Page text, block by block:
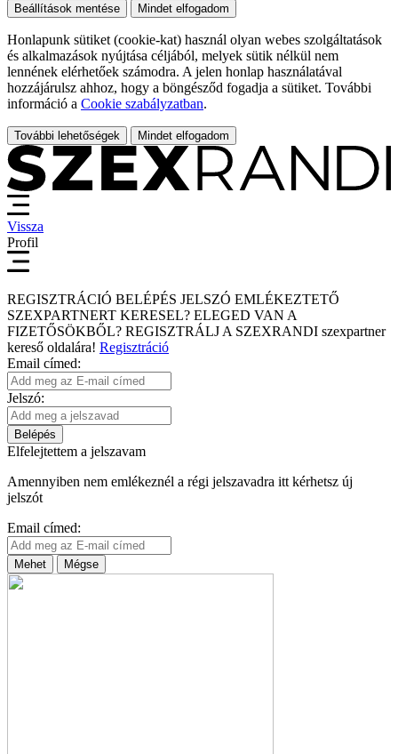
Beállítások mentése Mindet elfogadom
Honlapunk sütiket (cookie-kat) használ olyan webes szolgáltatások
és alkalmazások nyújtása céljából, melyek sütik nélkül nem
lennének elérhetőek számodra. A jelen honlap használatával
hozzájárulsz ahhoz, hogy a böngésződ fogadja a sütiket. További
információ a Cookie szabályzatban.
További lehetőségek Mindet elfogadom
Vissza
Profil
REGISZTRÁCIÓ BELÉPÉS JELSZÓ EMLÉKEZTETŐ
SZEXPARTNERT KERESEL? ELEGED VAN A
FIZETŐSÖKBŐL? REGISZTRÁLJ A SZEXRANDI szexpartner
kereső oldalára! Regisztráció
Email címed:
Jelszó:
Belépés
Elfelejtettem a jelszavam
Amennyiben nem emlékeznél a régi jelszavadra itt kérhetsz új
jelszót
Email címed:
Mehet Mégse